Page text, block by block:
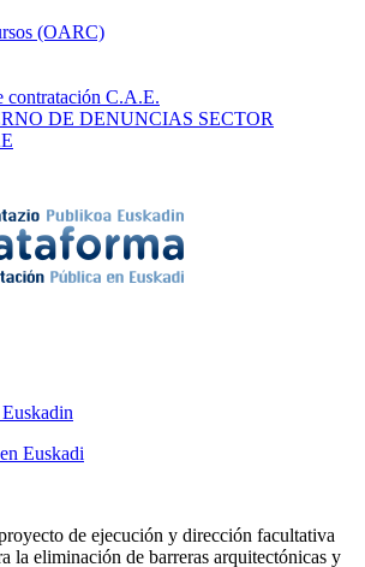
(OARC)
contratación C.A.E.
DE DENUNCIAS SECTOR
Euskadi
de ejecución y dirección facultativa
la eliminación de barreras arquitectónicas y